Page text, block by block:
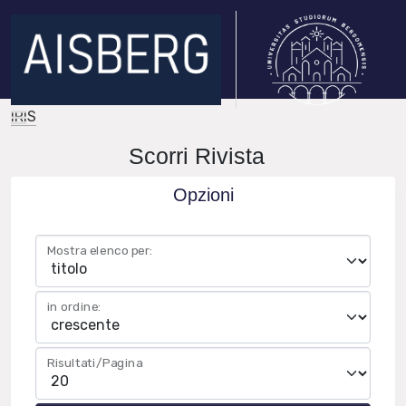
IRIS
Scorri Rivista
Opzioni
Mostra elenco per:
in ordine:
Risultati/Pagina